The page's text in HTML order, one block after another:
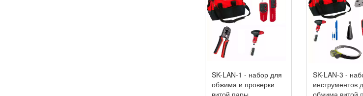
SK-LAN-1 - набор для
обжима и проверки
витой пары
SK-LAN-3 -
инструментов
обжима витой